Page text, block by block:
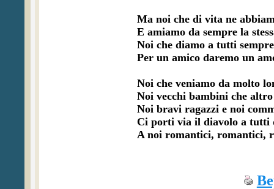
Ma noi che di vita ne
E amiamo da sempre la
Noi che diamo a tutti
Per un amico daremo un
Noi che veniamo da molto
Noi vecchi bambini che
Noi bravi ragazzi e noi
Ci porti via il diavolo a
A noi romantici, romantici,